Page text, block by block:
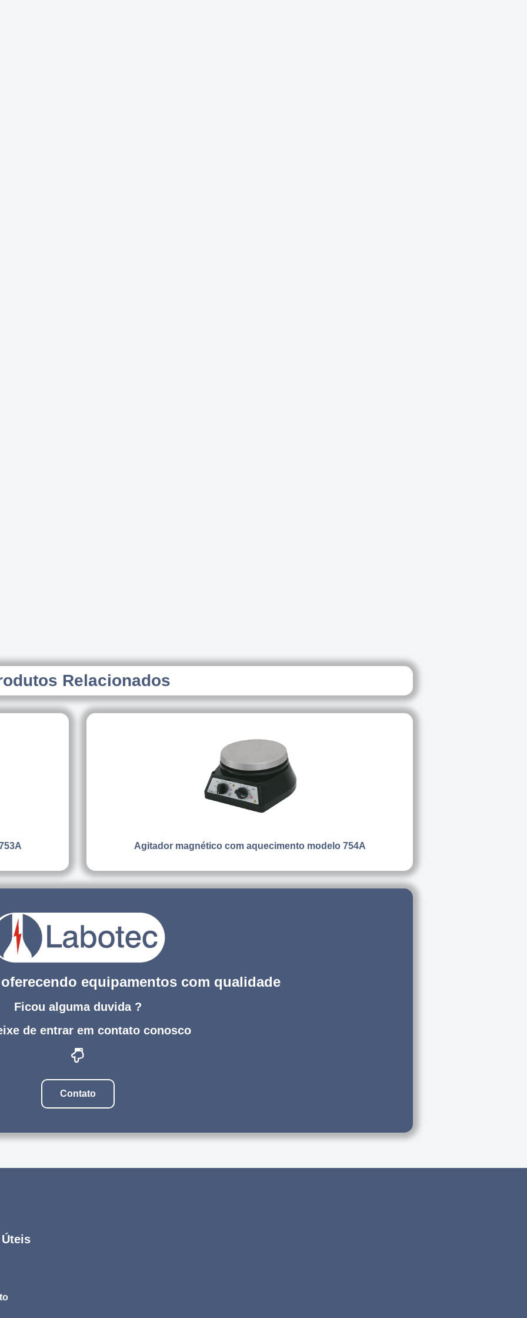
Relacionados
Agitador magnético com aquecimento modelo 754A
equipamentos com qualidade
Ficou alguma duvida ?
de entrar em contato conosco
Contato